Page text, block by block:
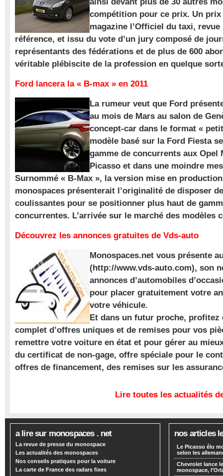
compétition pour ce prix. Un
magazine l’Officiel du taxi,
référence, et issu du vote d’un jury composé de
représentants des fédérations et de plus de 600
véritable plébiscite de la profession en quelque
Ford lancera la « B-max » en 2011
La rumeur veut que Ford
au mois de Mars au salon de
concept-car dans le format «
modèle basé sur la Ford Fiesta
gamme de concurrents aux Opel
Picasso et dans une moindre
Surnommé « B-Max », la version mise en
monospaces présenterait l’originalité de disposer
coulissantes pour se positionner plus haut de
concurrentes. L’arrivée sur le marché des modèles
Découvrez les annonces gratuites de Vds-auto
Monospaces.net vous présente
(http://www.vds-auto.com), son
annonces d’automobiles
pour placer gratuitement votre
votre véhicule.
Et dans un futur proche, profitez
complet d’offres uniques et de remises pour vos
remettre votre voiture en état et pour gérer au
du certificat de non-gage, offre spéciale pour le
offres de financement, des remises sur les
Lire toutes les actualités
a lire sur monospaces . net
La revue de presse du monospace
Les actualités des monospaces
Nos conseils pratiques pour la voiture
La carte de France des radars fixes
nos articles
Le Picasso élu
selon les
Chevrolet lance
monospace,